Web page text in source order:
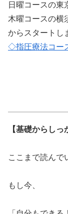
日曜コースの東
木曜コースの横
からスタートし
◇指圧療法コー
【基礎からしっ
ここまで読んで
もし今、